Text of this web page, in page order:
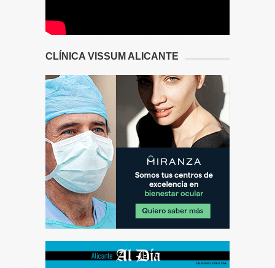
CLÍNICA VISSUM ALICANTE